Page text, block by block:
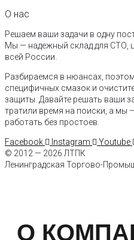
О нас
Решаем ваши задачи в одну
Мы — надежный склад для СТО,
всей России.
Разбираемся в нюансах,
специфичных смазок и
защиты. Давайте решать ваши
тратили время на поиски, а мы
работать без простоев.
Facebook Instagram Youtube
© 2012 — 2026 ЛТПК
Ленинградская Торгово-
О